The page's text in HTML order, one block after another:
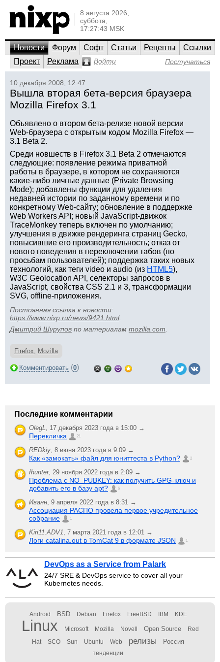
8 августа 2026,
суббота,
17:27:43 MSK
Новости Форум Софт Статьи Рецепты
Ссылки
Проект
Реклама Войти Постучаться
10 декабря 2008, 12:47
Вышла вторая бета-версия браузера
Mozilla Firefox 3.1
Объявлено о втором бета-релизе новой версии
Web-браузера с открытым кодом Mozilla Firefox —
3.1 Beta 2.
Среди новшеств в Firefox 3.1 Beta 2 отмечаются
следующие: появление режима приватной
работы в браузере, в котором не сохраняются
какие-либо личные данные (Private Browsing
Mode); добавлены функции для удаления
недавней истории по заданному времени и по
конкретному Web-сайту; обновление в поддержке
Web Workers API; новый JavaScript-движок
TraceMonkey теперь включен по умолчанию;
улучшения в движке рендеринга страниц Gecko,
повысившие его производительность; отказ от
нового поведения в переключении табов (по
просьбам пользователей); поддержка таких новых
технологий, как теги video и audio (из HTML5),
W3C Geolocation API, селекторы запросов в
JavaScript, свойства CSS 2.1 и 3, трансформации
SVG, offline-приложения.
Постоянная ссылка к новости:
https://www.nixp.ru/news/9421.html.
Дмитрий Шурупов по материалам mozilla.com
Firefox, Mozilla
Комментировать (0)
Последние комментарии
OlegL, 17 декабря 2023 года в 15:00 →
Перекличка 21
REDkiy, 8 июня 2023 года в 9:09 →
Как «замокать» файл для юниттеста в Python? 2
fhunter, 29 ноября 2022 года в 2:09 →
Проблема с NO_PUBKEY: как получить GPG-ключ и
добавить его в базу apt?
6
Иванн, 9 апреля 2022 года в 8:31 →
Ассоциация РАСПО провела первое учредительное
собрание
1
Kiri11.ADV1, 7 марта 2021 года в 12:01 →
Логи catalina.out в TomCat 9 в формате JSON 1
DevOps as a Service from Palark
24/7 SRE & DevOps service to cover all your
Kubernetes needs.
Android BSD Debian Firefox FreeBSD IBM KDE
Linux Microsoft Mozilla Novell Open Source Red
Hat SCO Sun Ubuntu Web релизы Россия
тенденции